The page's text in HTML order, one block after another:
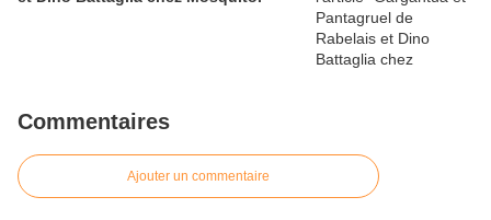
Commentaires
Ajouter un commentaire